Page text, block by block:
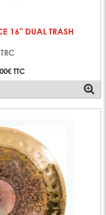
16" DUAL TRASH
TTC